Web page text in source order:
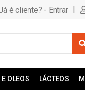
é cliente? - Entrar |
OLEOS LÁCTEOS